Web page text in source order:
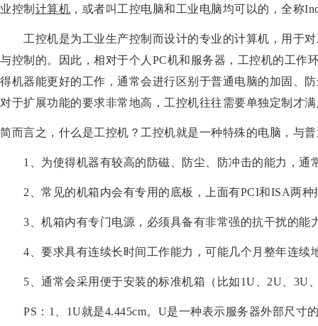
业控制 计算机 ，或者叫工控电脑和工业电脑均可以的，全称
工控机是为工业生产控制而设计的专业的计算机，用于对
与控制的。因此，相对于个人PC机和服务器，工控机的工作
得机器能更好的工作，通常会进行区别于普通电脑的加固、
对于扩展功能的要求非常地高，工控机往往需要单独定制才
简而言之，什么是工控机？工控机就是一种特殊的电脑，与
1、为使得机器有较高的防磁、防尘、防冲击的能力，通
2、常见的机箱内会有专用的底板，上面有PCI和ISA两种
3、机箱内有专门电源，必须具备有非常强的抗干扰的能
4、要求具有连续长时间工作能力，可能几个月整年连续
5、通常会采用便于安装的标准机箱（比如1U、2U、3U
PS：1、1U就是4.445cm。U是一种表示服务器外部尺寸